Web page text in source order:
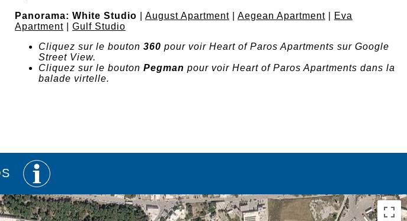
Panorama: White Studio August Apartment Aegean Apartment
Eva
Apartment
Gulf Studio
Cliquez sur le bouton 360 pour voir Heart of Paros Apartments sur Google
Street View.
Cliquez sur le bouton Pegman pour voir Heart of Paros Apartments dans la
balade virtelle.